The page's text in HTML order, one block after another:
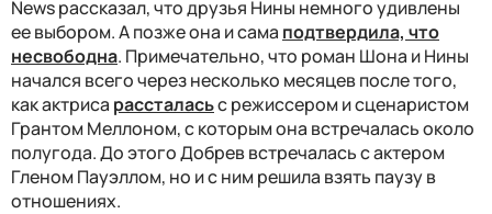
News рассказал, что друзья Нины немного удивлены
ее выбором. А позже она и сама подтвердила, что
несвободна. Примечательно, что роман Шона и Нины
начался всего через несколько месяцев после того,
как актриса рассталасьс режиссером и сценаристом
Грантом Меллоном, с которым она встречалась около
полугода. До этого Добрев встречалась с актером
Гленом Пауэллом, но и с ним решила взять паузу в
отношениях.